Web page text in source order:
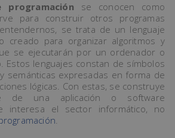
programación se conocen como
para construir otros programas
se trata de un lenguaje
creado para organizar algoritmos y
se ejecutarán por un ordenador o
Estos lenguajes constan de símbolos
semánticas expresadas en forma de
lógicas. Con estas, se construye
de una aplicación o software
interesa el sector informático, no
.